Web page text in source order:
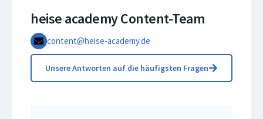
heise academy Content-Team
content@heise-academy.de
Unsere Antworten auf die häufigsten Fragen